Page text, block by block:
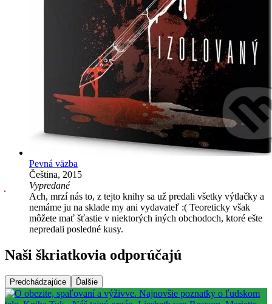
Pevná väzba
Čeština, 2015
Vypredané
Ach, mrzí nás to, z tejto knihy sa už predali všetky výtlačky a
nemáme ju na sklade my ani vydavateľ :( Teoreticky však
môžete mať šťastie v niektorých iných obchodoch, ktoré ešte
nepredali posledné kusy.
Naši škriatkovia odporúčajú
Predchádzajúce Ďalšie